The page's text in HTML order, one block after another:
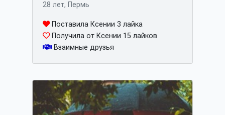
28 лет, Пермь
Поставила Ксении 3 лайка
Получила от Ксении 15 лайков
Взаимные друзья